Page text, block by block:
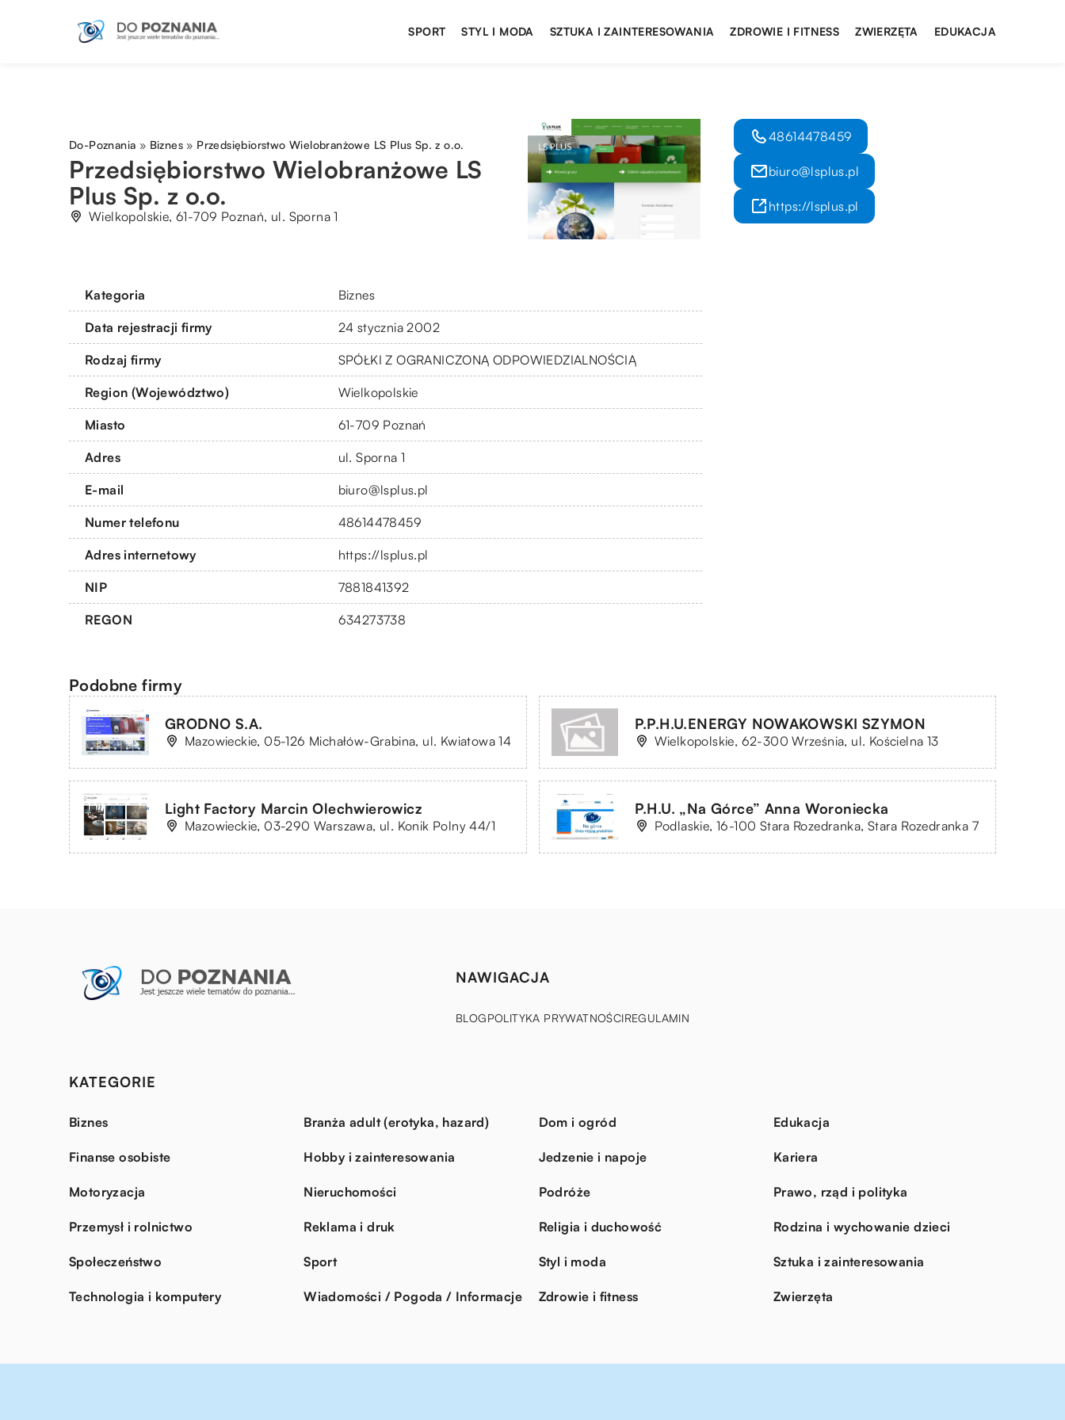
SPORT STYL I MODA SZTUKA I ZAINTERESOWANIA ZDROWIE I FITNESS ZWIERZĘTA EDUKACJA
Do-Poznania » Biznes » Przedsiębiorstwo Wielobranżowe LS Plus Sp. z o.o.
Przedsiębiorstwo Wielobranżowe LS
Plus Sp. z o.o.
Wielkopolskie, 61-709 Poznań, ul. Sporna 1
Kategoria Biznes
Data rejestracji firmy 24 stycznia 2002
Rodzaj firmy SPÓŁKI Z OGRANICZONĄ ODPOWIEDZIALNOŚCIĄ
Region (Województwo) Wielkopolskie
Miasto 61-709 Poznań
Adres ul. Sporna 1
E-mail biuro@lsplus.pl
Numer telefonu 48614478459
Adres internetowy https://lsplus.pl
NIP 7881841392
REGON 634273738
48614478459
biuro@lsplus.pl
https://lsplus.pl
Podobne firmy
GRODNO S.A.
Mazowieckie, 05-126 Michałów-Grabina, ul. Kwiatowa 14
P.P.H.U.ENERGY NOWAKOWSKI SZYMON
Wielkopolskie, 62-300 Września, ul. Kościelna 13
Light Factory Marcin Olechwierowicz
Mazowieckie, 03-290 Warszawa, ul. Konik Polny 44/1
P.H.U. „Na Górce” Anna Woroniecka
Podlaskie, 16-100 Stara Rozedranka, Stara Rozedranka 7
NAWIGACJA
BLOGPOLITYKA PRYWATNOŚCIREGULAMIN
KATEGORIE
Biznes Branża adult (erotyka, hazard) Dom i ogród Edukacja
Finanse osobiste Hobby i zainteresowania Jedzenie i napoje Kariera
Motoryzacja Nieruchomości Podróże Prawo, rząd i polityka
Przemysł i rolnictwo Reklama i druk Religia i duchowość Rodzina i wychowanie dzieci
Społeczeństwo Sport Styl i moda Sztuka i zainteresowania
Technologia i komputery Wiadomości / Pogoda / Informacje Zdrowie i fitness Zwierzęta